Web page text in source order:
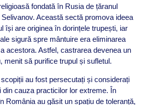
fondată în Rusia de țăranul
Această sectă promova ideea
își are originea în dorințele trupești, iar
sigură spre mântuire era eliminarea
acestora. Astfel, castrarea devenea un
menit să purifice trupul și sufletul.
au fost persecutați și considerați
din cauza practicilor lor extreme. În
România au găsit un spațiu de toleranță,